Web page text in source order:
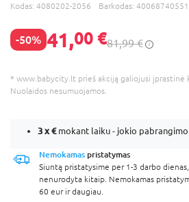
Kodas: 4080202-2056 Barkodas:
-50% 41,00 €81,99 €
* www.babycity.lt prieš akciją galiojusi įprastinė
Nuolaidos nesumuojamos.
3 x€mokant laiku - jokio pabrangimo
Nemokamas pristatymas
Siuntą pristatysime per 1-3 darbo
nenurodyta kitaip. Nemokamas
60 eur ir daugiau.